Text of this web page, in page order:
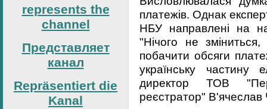
represents the
channel
Представляет
канал
Repräsentiert die
Kanal
платежів. Однак
НБУ направлені на
"Нічого не
побачити обсяги
українську частину
директор ТОВ
реєстратор"